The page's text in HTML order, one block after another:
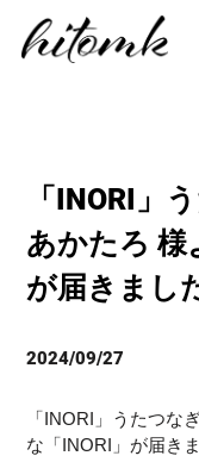
「INORI」
あかたろ 様
が届きまし
2024/09/27
「INORI」うたつな
な「INORI」が届き